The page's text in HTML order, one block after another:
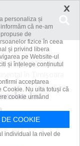
în Timişoara
la
×
personaliza și
că ne-am
de
fizice în ceea
și privind libera
pe Website-ul
și înțelege conținutul
acceptarea
Cookie. Nu uita totuși că
cookie urmând
COOKIE
individual la nivel de